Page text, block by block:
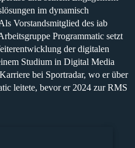
im dynamisch
Vorstandsmitglied des iab
Programmatic setzt
der digitalen
Studium in Digital Media
bei Sportradar, wo er über
leitete, bevor er 2024 zur RMS